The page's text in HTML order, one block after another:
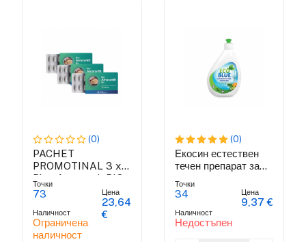
(0)
PACHET
PROMOTINAL 3 x
Blue Amaranth BIO
Точки
73
Наличност
Ограничена
наличност
Цена
23,64
€
(0)
Екосин естествен
течен препарат за
Точки
34
Наличност
Недостъпен
Цена
9,37 €